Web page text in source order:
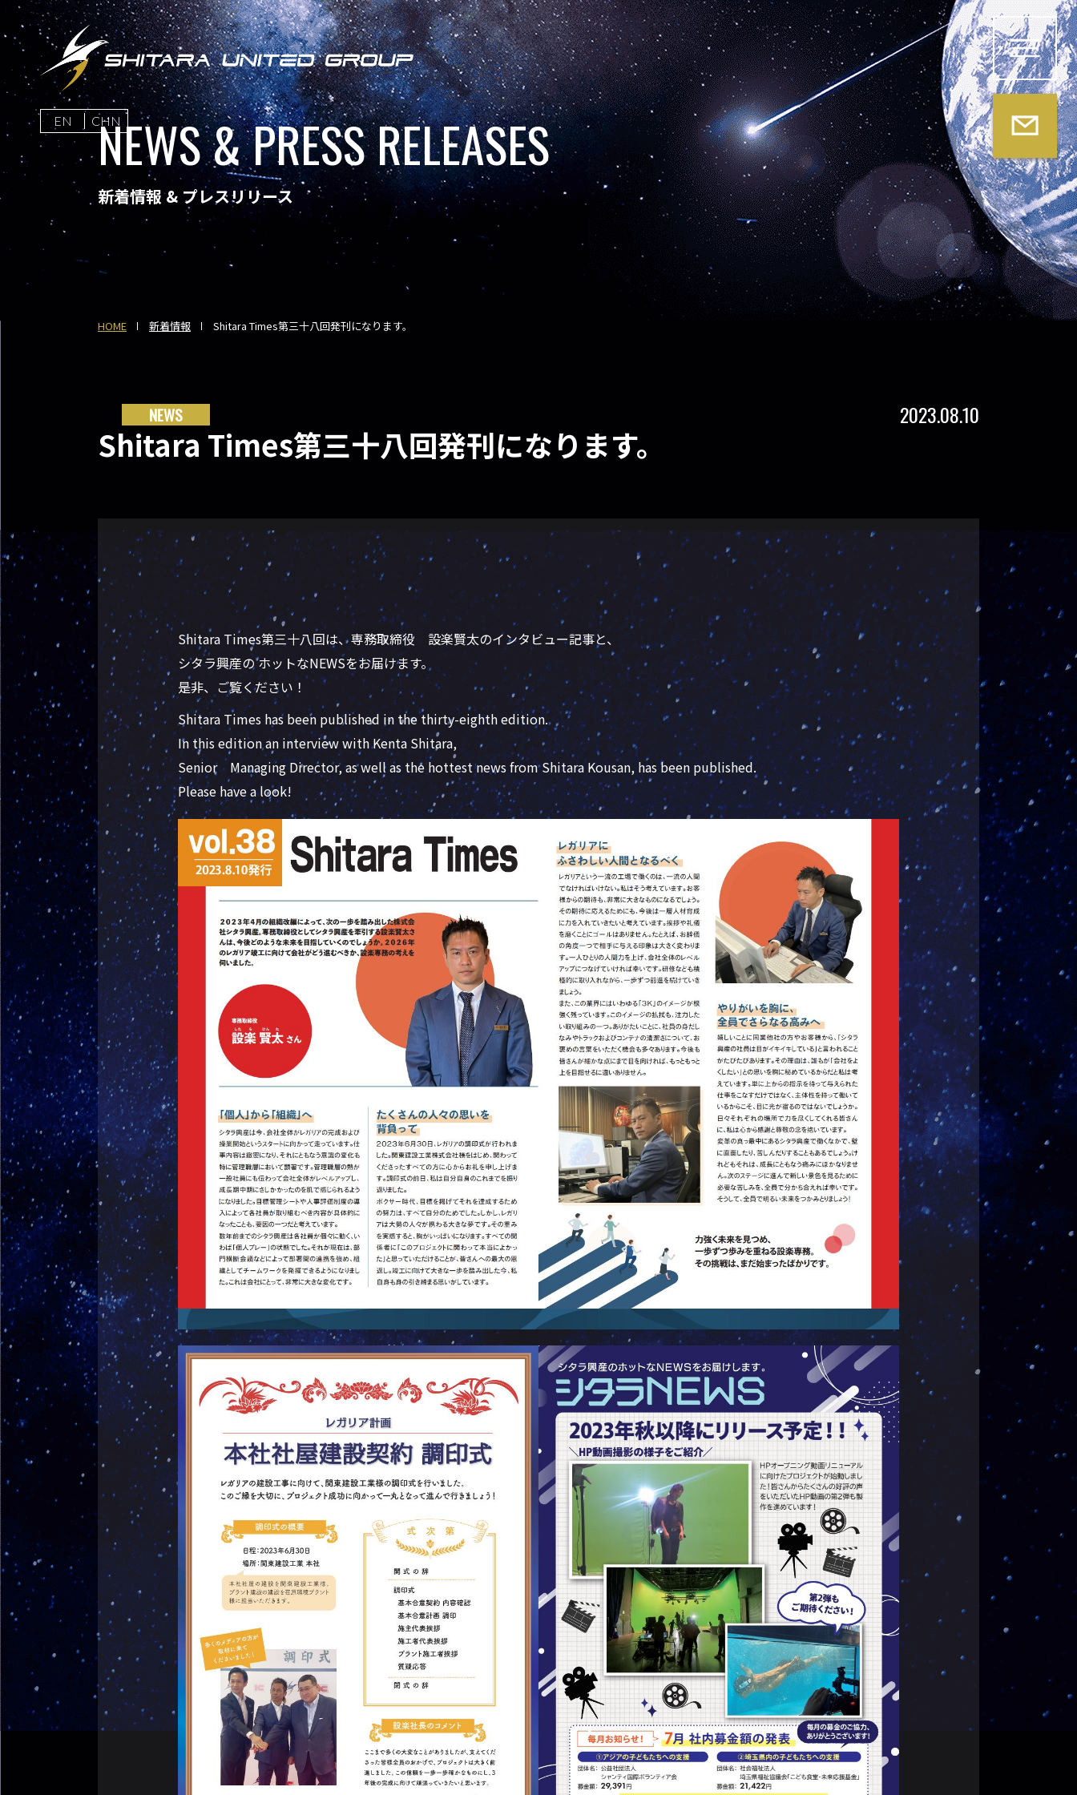
EN CHN
NEWS & PRESS RELEASES
新着情報 & プレスリリース
HOME 新着情報 Shitara Times第三十八回発刊になります。
NEWS 2023.08.10
Shitara Times第三十八回発刊になります。
Shitara Times第三十八回は、専務取締役 設楽賢太のインタビュー記事と、
シタラ興産の ホットなNEWSをお届けます。
是非、ご覧ください！
Shitara Times has been published in the thirty-eighth edition.
In this edition an interview with Kenta Shitara,
Senior Managing Director, as well as the hottest news from Shitara Kousan, has been published.
Please have a look!